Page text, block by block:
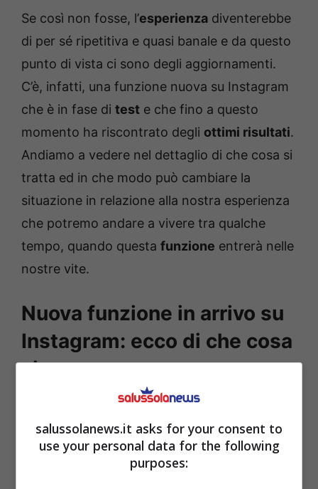
Se così non fosse, l’esperienza diventerebbe
di per sé ripetitiva e quasi banale e da questo
punto di vista ci sono degli aggiornamenti.
C’è, infatti, una funzione nuova su Instagram
che è in fase di test e che fino a questo
momento ha riscontrato degli ottimi risultati.
Andiamo a vedere nel dettaglio di che cosa si
tratta ed in che modo può cambiare la
situazione in relazione alla nostra esperienza
che potremo andare a vivere tra qualche
tempo, quando questa funzione entrerà nelle
nostre vite.
Nuova funzione in arrivo su
Instagram: ecco di che cosa
si tratta
diventato centrale Instagramda questo
punto di vista, visto che spendiamo
salussolanews.it asks for your consent to
use your personal data for the following
purposes: